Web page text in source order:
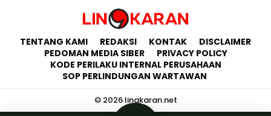
TENTANG KAMI REDAKSI KONTAK
DISCLAIMER
PEDOMAN MEDIA SIBER
PRIVACY POLICY
KODE PERILAKU INTERNAL PERUSAHAAN
SOP PERLINDUNGAN WARTAWAN
© 2026 lingkaran.net